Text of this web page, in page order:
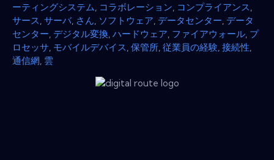
ーティングシステム コラボレーション コンプライアンス
サース サーバ, さん ソフトウェア データセンター データ
センター デジタル変換 ハードウェア ファイアウォール プ
ロセッサ モバイルデバイス 保管所 従業員の経験 接続性
通信網 雲